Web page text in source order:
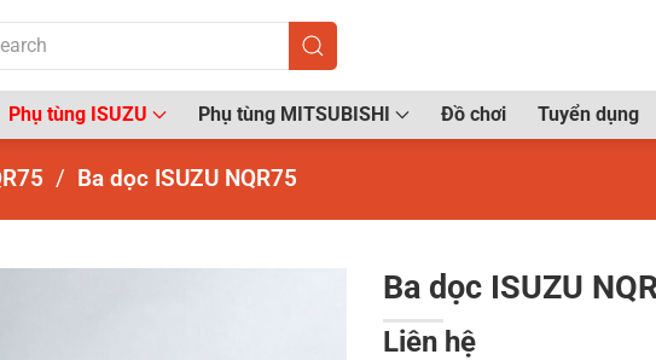
Phụ tùng ISUZU Phụ tùng MITSUBISHI Đồ chơi Tuyển dụng
Ba dọc ISUZU NQR75
Ba dọc ISUZU
Liên hệ